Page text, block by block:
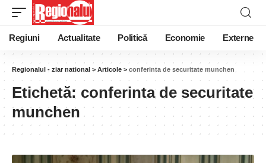
Regiuni Actualitate Politică Economie Externe
Regionalul - ziar national > Articole > conferinta de securitate munchen
Etichetă: conferinta de securitate
munchen